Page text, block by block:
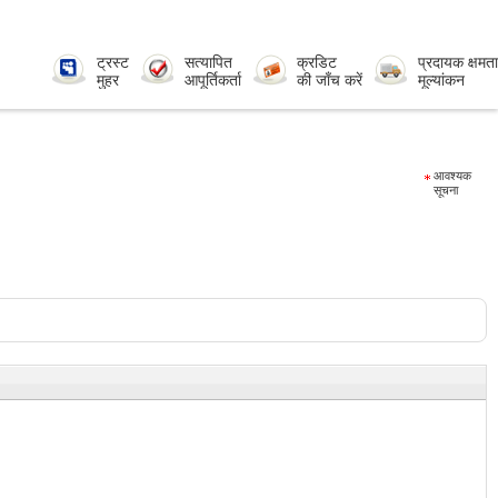
ट्रस्ट
मुहर
सत्यापित
आपूर्तिकर्ता
क्रडिट
की जाँच करें
प्रदायक क्षमता
मूल्यांकन
आवश्यक
सूचना